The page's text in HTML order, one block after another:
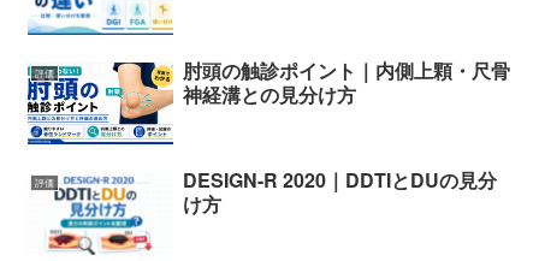
評価
肘頭の触診ポイント｜内側上顆・尺骨
神経溝との見分け方
評価
DESIGN-R 2020｜DDTIとDUの見分
け方